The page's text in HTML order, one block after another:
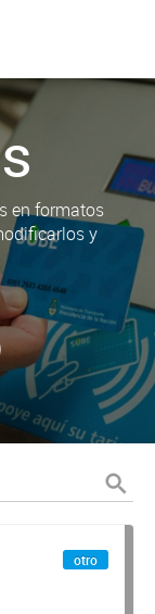
en formatos
y
otro